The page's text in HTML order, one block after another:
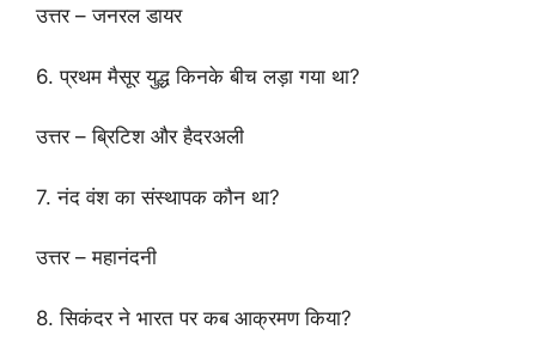
उत्तर – जनरल डायर
6. प्रथम मैसूर युद्ध किनके बीच लड़ा गया था?
उत्तर – ब्रिटिश और हैदरअली
7. नंद वंश का संस्थापक कौन था?
उत्तर – महानंदनी
8. सिकंदर ने भारत पर कब आक्रमण किया?